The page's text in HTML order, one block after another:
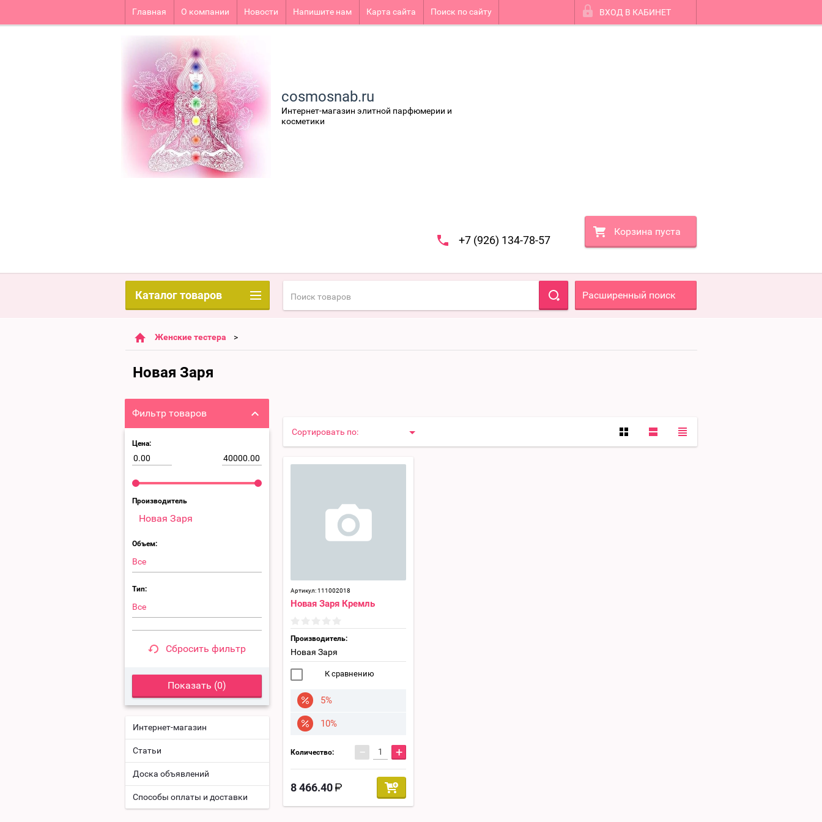
Главная О компании Новости Напишите нам Карта сайта Поиск по сайту ВХОД В КАБИНЕТ
cosmosnab.ru
Интернет-магазин элитной парфюмерии и
косметики
+7 (926) 134-78-57
Корзина пуста
Расширенный поиск
Женские тестера
Новая Заря
Сортировать по:
Артикул:111002018
Новая Заря Кремль
Производитель:
Новая Заря
К сравнению
5%
10%
Количество: − +
8 466.40
Каталог товаров
Фильтр товаров
Цена:
Производитель
Новая Заря
Объем:
Все
Тип:
Все
Сбросить фильтр
Показать (0)
Интернет-магазин
Статьи
Доска объявлений
Способы оплаты и доставки